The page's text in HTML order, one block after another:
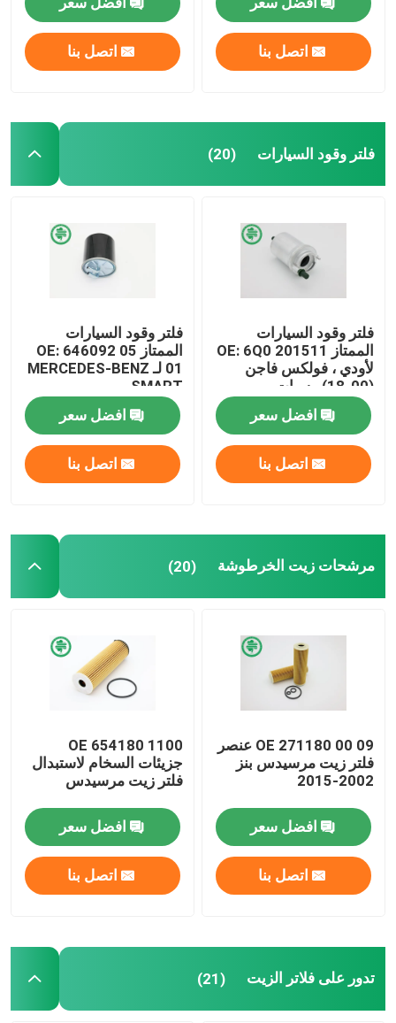
منتجات
أشرطة فيديو
معلومات عنا
جولة في المعمل
مراقبة الجودة
اتصل بنا
مرشحات هواء محرك السيارات
فلتر وقود السيارات
تدور على فلاتر الزيت
فلاتر وقود الديزل
مرشحات ناقل الحركة الأوتوماتيكي
فلاتر الخدمة الشاقة
اتصل بنا اتصل بنا
فلتر وقود السيارات (20)
فلتر وقود السيارات
الممتاز OE: 6Q0 201511
لأودي ، فولكس فاجن
(00-18) ، سيات
افضل سعر
اتصل بنا
فلتر وقود السيارات
الممتاز OE: 646092 05
01 لـ MERCEDES-BENZ
، SMART
افضل سعر
اتصل بنا
مرشحات زيت الخرطوشة (20)
OE 271180 00 09 عنصر
فلتر زيت مرسيدس بنز
2002-2015
افضل سعر
اتصل بنا
OE 654180 1100
جزيئات السخام لاستبدال
فلتر زيت مرسيدس
افضل سعر
اتصل بنا
تدور على فلاتر الزيت (21)